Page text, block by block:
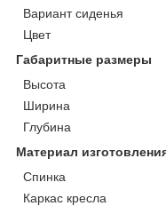
Вариант сиденья
Цвет
Габаритные размеры
Высота
Ширина
Глубина
Материал
Спинка
Каркас кресла